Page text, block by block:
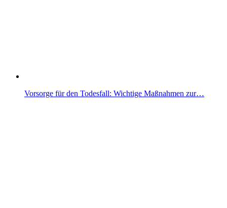
Vorsorge für den Todesfall: Wichtige Maßnahmen zur…